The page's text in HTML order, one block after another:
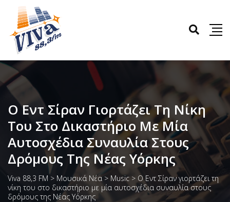
Ο Εντ Σίραν Γιορτάζει Τη Νίκη
Του Στο Δικαστήριο Με Μία
Αυτοσχέδια Συναυλία Στους
Δρόμους Της Νέας Υόρκης
Viva 88,3 FM > Μουσικά Νέα > Music > Ο Εντ Σίραν γιορτάζει τη
νίκη του στο δικαστήριο με μία αυτοσχέδια συναυλία στους
δρόμους της Νέας Υόρκης